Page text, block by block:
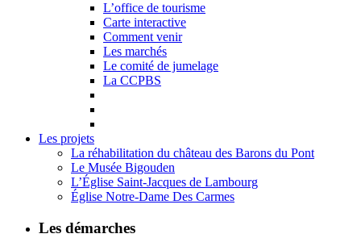
L’office de tourisme
Carte interactive
Comment venir
Les marchés
Le comité de jumelage
La CCPBS
Les projets
La réhabilitation du château des Barons du Pont
Le Musée Bigouden
L’Église Saint-Jacques de Lambourg
Église Notre-Dame Des Carmes
Les démarches